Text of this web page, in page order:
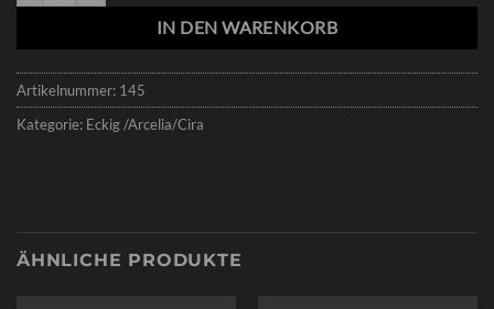
IN DEN WARENKORB
Artikelnummer: 145
Kategorie: Eckig /Arcelia/Cira
ÄHNLICHE PRODUKTE